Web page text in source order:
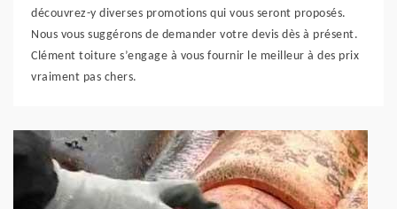
découvrez-y diverses promotions qui vous seront proposés.
Nous vous suggérons de demander votre devis dès à présent.
Clément toiture s’engage à vous fournir le meilleur à des prix
vraiment pas chers.